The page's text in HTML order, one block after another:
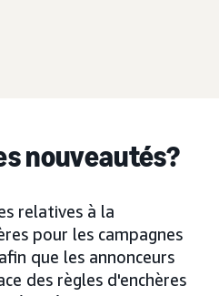
nouveautés?
relatives à la
pour les campagnes
afin que les annonceurs
des règles d'enchères